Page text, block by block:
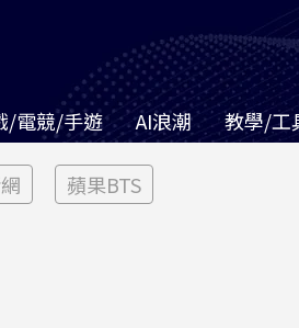
/電競/手遊 AI浪潮 教學/工
蘋果BTS